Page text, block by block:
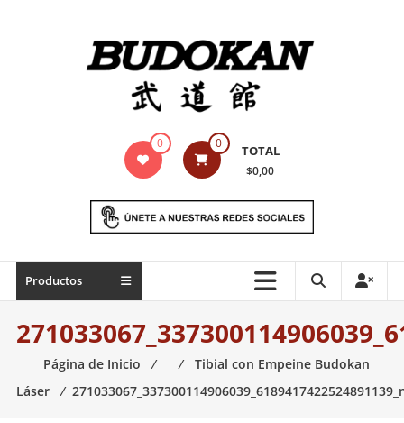
Indumentaria
marciales
Todo
necesario
para
las
0 0 TOTAL
$0,00
Productos
Página de Inicio ⁄ ⁄ Tibial con Empeine Budokan
Láser
⁄